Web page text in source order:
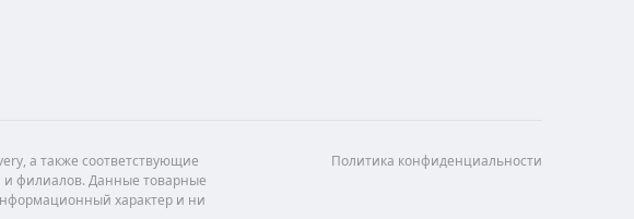
а также соответствующие
и филиалов. Данные товарные
характер и ни
Политика конфиденциальности